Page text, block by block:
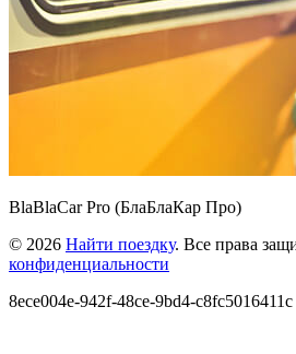
BlaBlaCar Pro (БлаБлаКар Про)
© 2026 Найти поездку. Все права
конфиденциальности
8ece004e-942f-48ce-9bd4-c8fc5016411c